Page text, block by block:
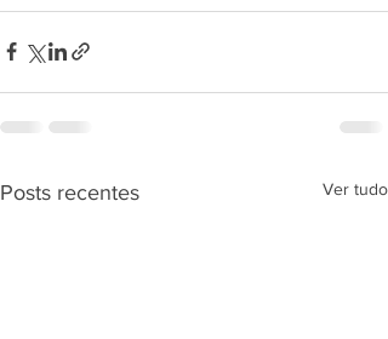
Posts recentes Ver tudo